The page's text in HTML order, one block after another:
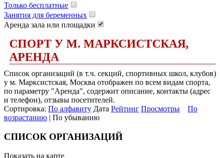
Только бесплатные
Занятия для беременных
Аренда зала или площадки
СПОРТ У М. МАРКСИСТСКАЯ,
АРЕНДА
Список организаций (в т.ч. секций, спортивных школ, клубов)
у м. Марксистская, Москва отображен по всем видам спорта,
по параметру "Аренда", содержит описание, контакты (адрес
и телефон), отзывы посетителей.
Сортировка: По алфавиту Дата Рейтинг Просмотры
По
возрастанию | По убыванию
СПИСОК ОРГАНИЗАЦИЙ
Показать на карте